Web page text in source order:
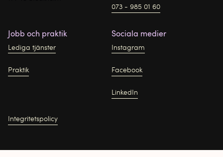
073 - 985 01 60
Jobb och praktik
Lediga tjänster
Praktik
Sociala medier
Instagram
Facebook
LinkedIn
Integritetspolicy